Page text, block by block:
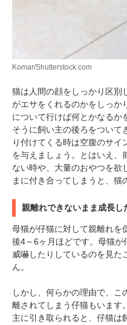
Komar/Shutterstock.com
猫は人間の顔をしっかり区別
がエサをくれるのかをしっか
について行けば何とかなるか
そうに飼い主の後ろをついて
り付けてくる時は空腹のサイ
を与えましょう。とはいえ、
ない時や、大量のおやつを欲
まに付き合ってしまうと、猫
親離れできないまま成長し
母猫が仔猫に対して親離れを
後4～6ヶ月ほどです。母猫が
威嚇したりしているのを見た
ん。
しかし、何らかの理由で、こ
離されてしまう仔猫もいます
主に引き取られると、仔猫は
pecodogs
いぬ部をフォロー
PECOアプリ
ア
アプリ